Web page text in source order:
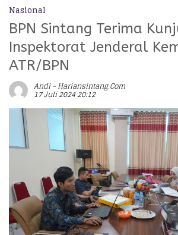
Nasional
BPN Sintang Terima
Inspektorat Jenderal
ATR/BPN
Andi - Hariansintang.com
17 Juli 2024 20:12